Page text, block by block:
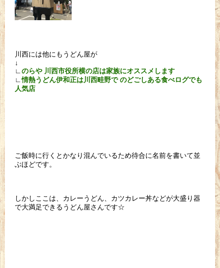
川西には他にもうどん屋が
↓
∟ のらや 川西市役所横の店は家族にオススメします
∟情熱うどん伊和正は川西畦野で のどごしある食べログでも
人気店
ご飯時に行くとかなり混んでいるため待合に名前を書いて並
ぶほどです。
しかしここは、カレーうどん、カツカレー丼などが大盛り器
で大満足できるうどん屋さんです☆